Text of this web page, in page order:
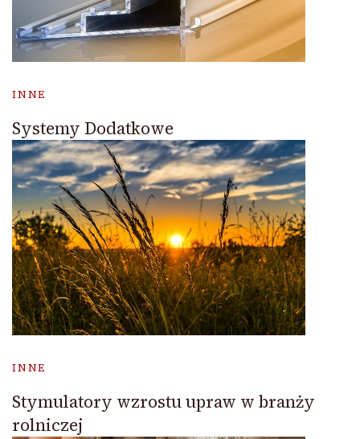
INNE
Systemy Dodatkowe
INNE
Stymulatory wzrostu upraw w branży
rolniczej